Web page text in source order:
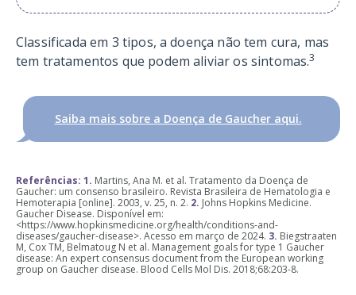
Classificada em 3 tipos, a doença não tem cura, mas
tem tratamentos que podem aliviar os sintomas.3
Saiba mais sobre a Doença de Gaucher aqui.
Referências: 1. Martins, Ana M. et al. Tratamento da Doença de
Gaucher: um consenso brasileiro. Revista Brasileira de Hematologia e
Hemoterapia [online]. 2003, v. 25, n. 2. 2. Johns Hopkins Medicine.
Gaucher Disease. Disponível em:
<https://www.hopkinsmedicine.org/health/conditions-and-
diseases/gaucher-disease>. Acesso em março de 2024. 3. Biegstraaten
M, Cox TM, Belmatoug N et al. Management goals for type 1 Gaucher
disease: An expert consensus document from the European working
group on Gaucher disease. Blood Cells Mol Dis. 2018;68:203-8.